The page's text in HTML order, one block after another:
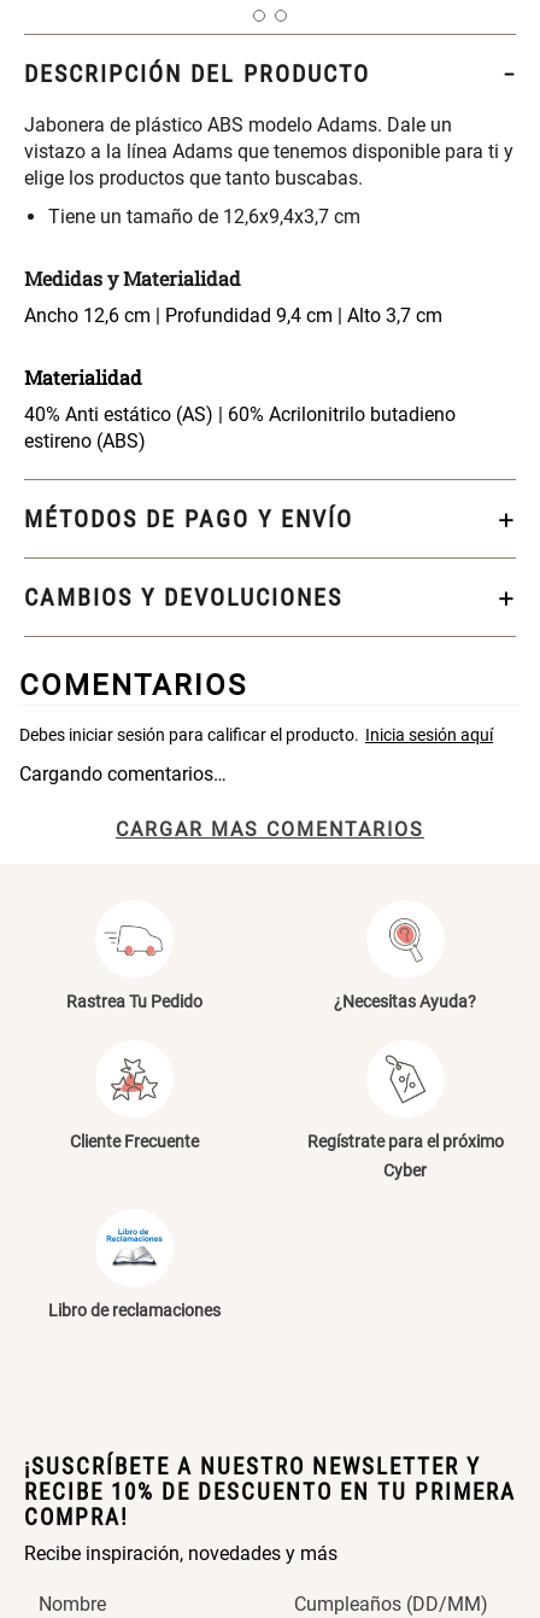
DESCRIPCIÓN DEL PRODUCTO
Jabonera de plástico ABS modelo Adams. Dale un
vistazo a la línea Adams que tenemos disponible para ti y
elige los productos que tanto buscabas.
Tiene un tamaño de 12,6x9,4x3,7 cm
Medidas y Materialidad
Ancho 12,6 cm | Profundidad 9,4 cm | Alto 3,7 cm
Materialidad
40% Anti estático (AS) | 60% Acrilonitrilo butadieno
estireno (ABS)
MÉTODOS DE PAGO Y ENVÍO
CAMBIOS Y DEVOLUCIONES
COMENTARIOS
Cargando comentarios…
CARGAR MAS COMENTARIOS
Rastrea Tu Pedido ¿Necesitas Ayuda?
Cliente Frecuente
Regístrate para el próximo
Cyber
Libro de reclamaciones
¡SUSCRÍBETE A NUESTRO NEWSLETTER Y
RECIBE 10% DE DESCUENTO EN TU PRIMERA
COMPRA!
Recibe inspiración, novedades y más
Nombre Cumpleaños (DD/MM)
S/ 269.00 S/ 69.90
Almohada Microfibra
S/ 63.90
Organizador Cubiertos Bambú
Extensible
S/ 63.90S/ 44.70
Canasto de Ropa Tela y Bambú
Redondo Ø38 x 52 cm
Escalera Plegable Metal 3
Peldaños 71x41x106 cm
S/ 144.00 S/ 169.00
15,7x22,2x33,3 cm